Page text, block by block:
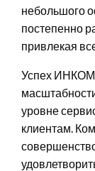
небольшого
постепенно
привлекая
Успех
уровне
клиентам.